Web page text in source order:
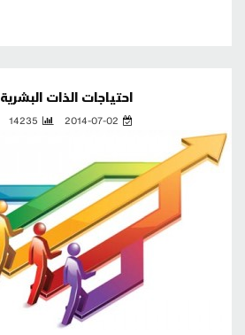
احتياجات الذات البشرية
2014-07-02
14235